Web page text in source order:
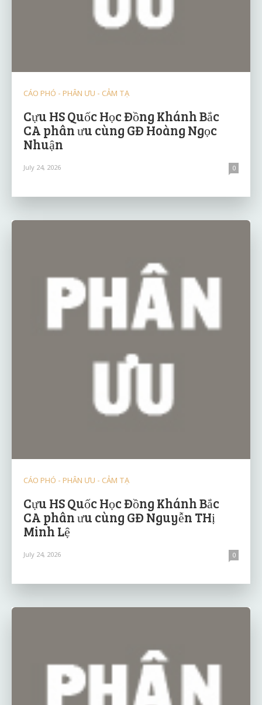
CÁO PHÓ - PHÂN ƯU - CẢM TẠ
Cựu HS Quốc Học Đồng Khánh Bắc
CA phân ưu cùng GĐ Hoàng Ngọc
Nhuận
July 24, 2026 0
CÁO PHÓ - PHÂN ƯU - CẢM TẠ
Cựu HS Quốc Học Đồng Khánh Bắc
CA phân ưu cùng GĐ Nguyễn THị
Minh Lệ
July 24, 2026 0